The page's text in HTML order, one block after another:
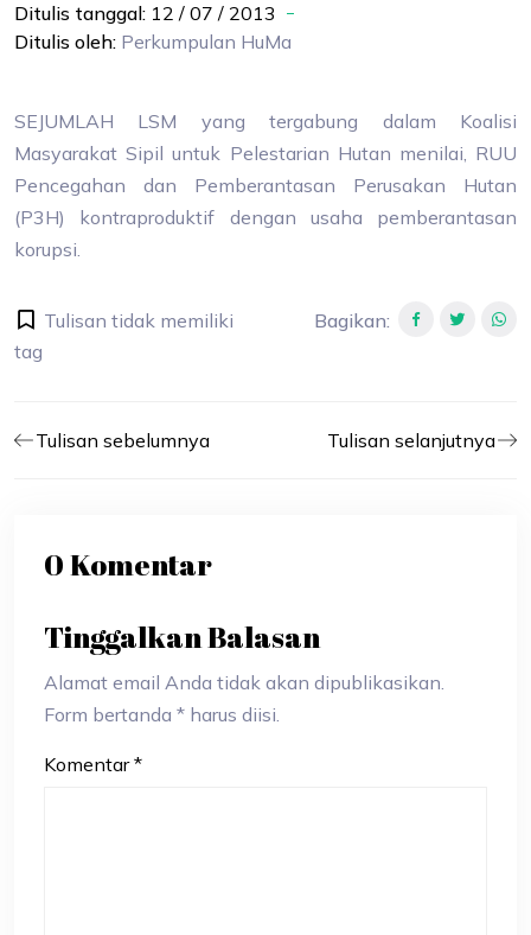
Ditulis tanggal: 12 / 07 / 2013
Ditulis oleh: Perkumpulan HuMa
SEJUMLAH LSM yang tergabung dalam Koalisi
Masyarakat Sipil untuk Pelestarian Hutan menilai, RUU
Pencegahan dan Pemberantasan Perusakan Hutan
(P3H) kontraproduktif dengan usaha pemberantasan
korupsi.
Tulisan tidak memiliki
tag
Bagikan:
Tulisan sebelumnya Tulisan selanjutnya
0 Komentar
Tinggalkan Balasan
Alamat email Anda tidak akan dipublikasikan.
Form bertanda * harus diisi.
Komentar *